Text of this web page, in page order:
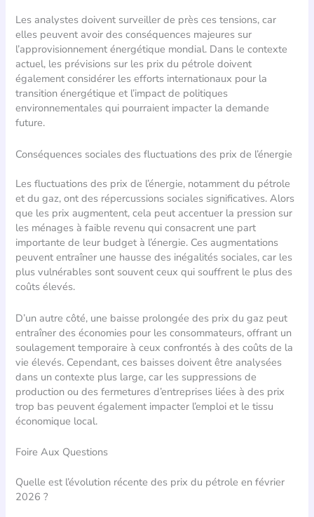
Les analystes doivent surveiller de près ces tensions, car
elles peuvent avoir des conséquences majeures sur
l’approvisionnement énergétique mondial. Dans le contexte
actuel, les prévisions sur les prix du pétrole doivent
également considérer les efforts internationaux pour la
transition énergétique et l’impact de politiques
environnementales qui pourraient impacter la demande
future.
Conséquences sociales des fluctuations des prix de l’énergie
Les fluctuations des prix de l’énergie, notamment du pétrole
et du gaz, ont des répercussions sociales significatives. Alors
que les prix augmentent, cela peut accentuer la pression sur
les ménages à faible revenu qui consacrent une part
importante de leur budget à l’énergie. Ces augmentations
peuvent entraîner une hausse des inégalités sociales, car les
plus vulnérables sont souvent ceux qui souffrent le plus des
coûts élevés.
D’un autre côté, une baisse prolongée des prix du gaz peut
entraîner des économies pour les consommateurs, offrant un
soulagement temporaire à ceux confrontés à des coûts de la
vie élevés. Cependant, ces baisses doivent être analysées
dans un contexte plus large, car les suppressions de
production ou des fermetures d’entreprises liées à des prix
trop bas peuvent également impacter l’emploi et le tissu
économique local.
Foire Aux Questions
Quelle est l’évolution récente des prix du pétrole en février
2026 ?